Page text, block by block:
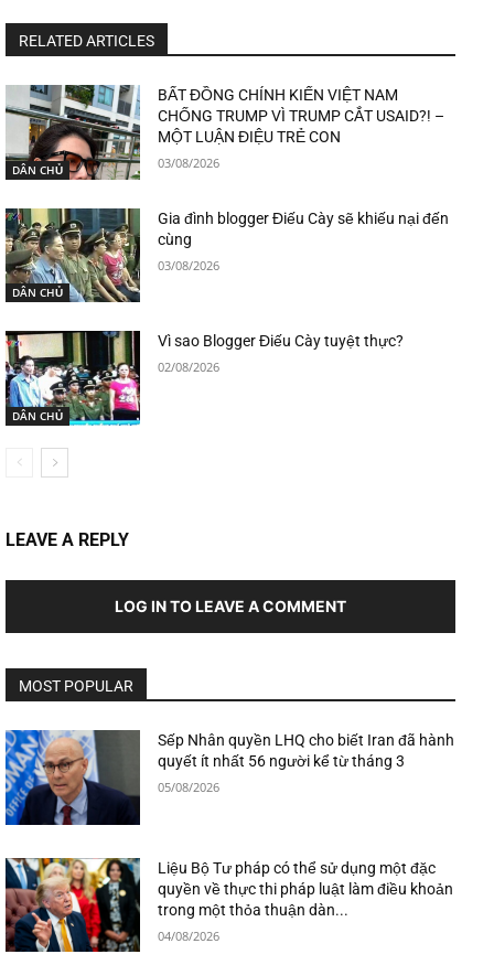
RELATED ARTICLES
DÂN CHỦ
BẤT ĐỒNG CHÍNH KIẾN VIỆT NAM
CHỐNG TRUMP VÌ TRUMP CẮT USAID?! –
MỘT LUẬN ĐIỆU TRẺ CON
03/08/2026
DÂN CHỦ
Gia đình blogger Điếu Cày sẽ khiếu nại đến
cùng
03/08/2026
DÂN CHỦ
Vì sao Blogger Điếu Cày tuyệt thực?
02/08/2026
LEAVE A REPLY
LOG IN TO LEAVE A COMMENT
MOST POPULAR
Sếp Nhân quyền LHQ cho biết Iran đã hành
quyết ít nhất 56 người kể từ tháng 3
05/08/2026
Liệu Bộ Tư pháp có thể sử dụng một đặc
quyền về thực thi pháp luật làm điều khoản
trong một thỏa thuận dàn...
04/08/2026